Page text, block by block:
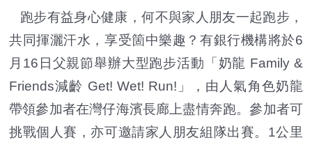
跑步有益身心健康，何不與家人朋友一起跑步，
共同揮灑汗水，享受箇中樂趣？有銀行機構將於6
月16日父親節舉辦大型跑步活動「奶龍 Family &
Friends減齡 Get! Wet! Run!」，由人氣角色奶龍
帶領參加者在灣仔海濱長廊上盡情奔跑。參加者可
挑戰個人賽，亦可邀請家人朋友組隊出賽。1公里